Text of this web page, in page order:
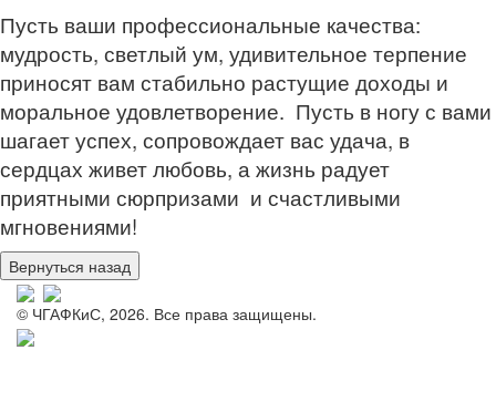
Пусть ваши профессиональные качества:
мудрость, светлый ум, удивительное терпение
приносят вам стабильно растущие доходы и
моральное удовлетворение. Пусть в ногу с вами
шагает успех, сопровождает вас удача, в
сердцах живет любовь, а жизнь радует
приятными сюрпризами и счастливыми
мгновениями!
© ЧГАФКиС, 2026. Все права защищены.